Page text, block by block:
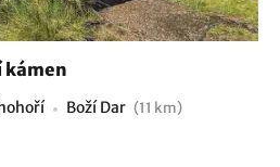
kámen
Boží Dar (11 km)